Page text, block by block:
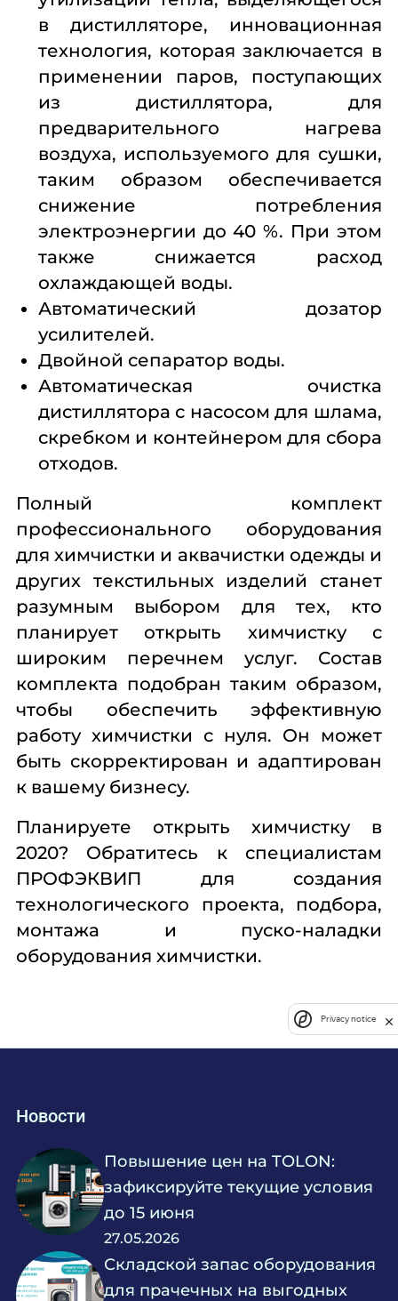
в дистилляторе, инновационная
технология, которая заключается в
применении паров, поступающих
из дистиллятора, для
предварительного нагрева
воздуха, используемого для сушки,
таким образом обеспечивается
снижение потребления
электроэнергии до 40 %. При этом
также снижается расход
охлаждающей воды.
Автоматический дозатор
усилителей.
Двойной сепаратор воды.
Автоматическая очистка
дистиллятора с насосом для шлама,
скребком и контейнером для сбора
отходов.
Полный комплект
профессионального оборудования
для химчистки и аквачистки одежды и
других текстильных изделий станет
разумным выбором для тех, кто
планирует открыть химчистку с
широким перечнем услуг. Состав
комплекта подобран таким образом,
чтобы обеспечить эффективную
работу химчистки с нуля. Он может
быть скорректирован и адаптирован
к вашему бизнесу.
Планируете открыть химчистку в
2020? Обратитесь к специалистам
ПРОФЭКВИП для создания
технологического проекта, подбора,
монтажа и пуско-наладки
оборудования химчистки.
Новости
Повышение цен на TOLON:
зафиксируйте текущие условия
до 15 июня
27.05.2026
Складской запас оборудования
для прачечных на выгодных
Privacy notice